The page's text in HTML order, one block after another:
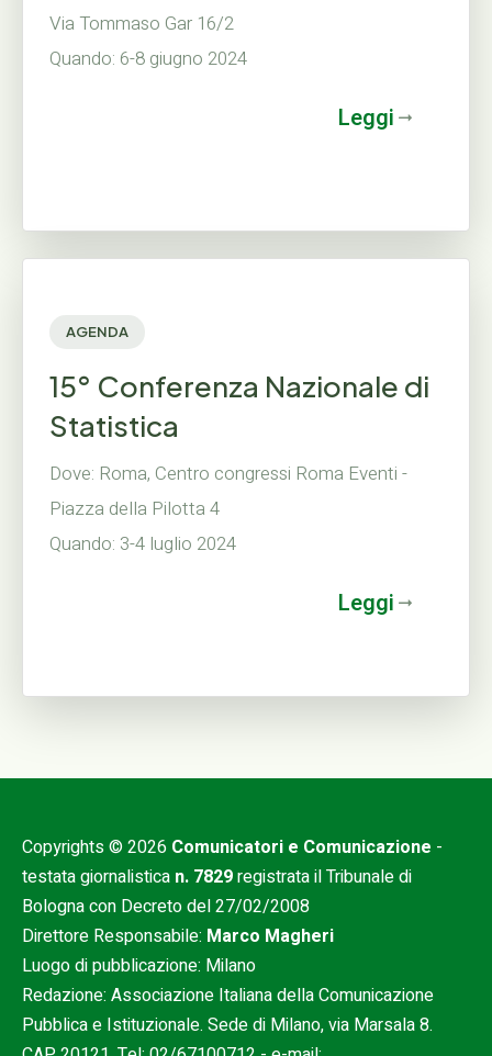
Via Tommaso Gar 16/2
Quando: 6-8 giugno 2024
Leggi
AGENDA
15° Conferenza Nazionale di
Statistica
Dove: Roma, Centro congressi Roma Eventi -
Piazza della Pilotta 4
Quando: 3-4 luglio 2024
Leggi
Copyrights © 2026 Comunicatori e Comunicazione -
testata giornalistica n. 7829registrata il Tribunale di
Bologna con Decreto del 27/02/2008
Direttore Responsabile: Marco Magheri
Luogo di pubblicazione: Milano
Redazione: Associazione Italiana della Comunicazione
Pubblica e Istituzionale. Sede di Milano, via Marsala 8.